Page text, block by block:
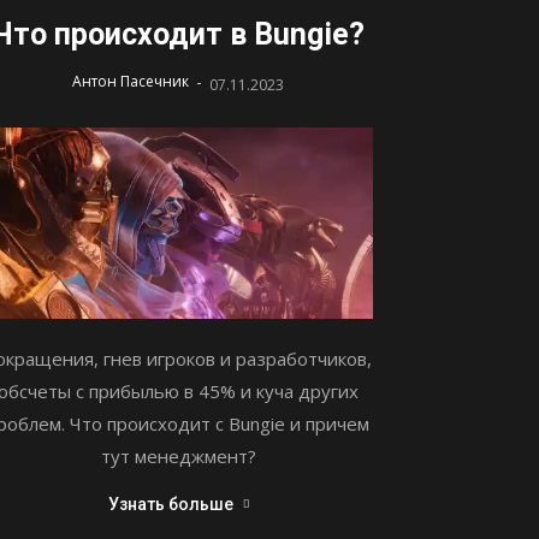
происходит в Bungie?
Антон Пасечник - 07.11.2023
гнев игроков и разработчиков,
с прибылью в 45% и куча других
Что происходит с Bungie и причем
тут менеджмент?
Узнать больше